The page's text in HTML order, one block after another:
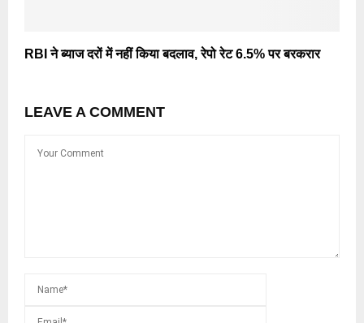
RBI ने ब्याज दरों में नहीं किया बदलाव, रेपो रेट 6.5% पर बरकरार
LEAVE A COMMENT